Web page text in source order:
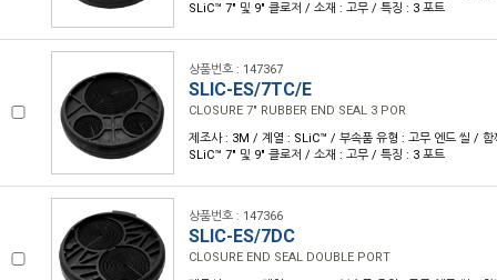
SLiC™ 7" 및 9" 클로저 / 소재 : 고무 / 특징 : 3 포트
상품번호 : 147367
SLIC-ES/7TC/E
CLOSURE 7" RUBBER END SEAL 3 POR
제조사 : 3M / 계열 : SLiC™ / 부속품 유형 : 고무 엔드 씰 / 함
SLiC™ 7" 및 9" 클로저 / 소재 : 고무 / 특징 : 3 포트
상품번호 : 147366
SLIC-ES/7DC
CLOSURE END SEAL DOUBLE PORT